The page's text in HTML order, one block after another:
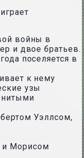
войны в
и двое братьев.
поселяется в
к нему
узы
Уэллсом,
и Морисом